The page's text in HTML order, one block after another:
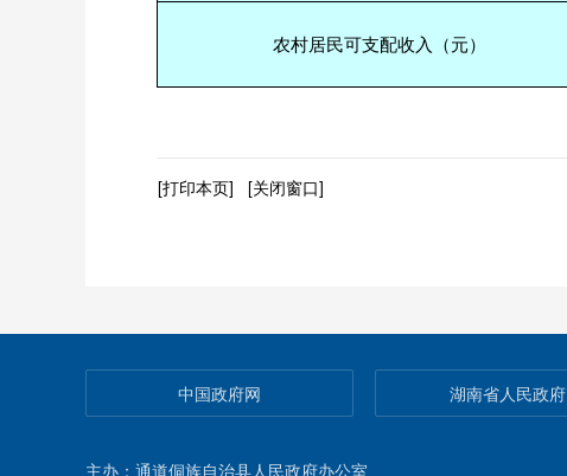
农村居民可支配收入（元）
[打印本页] [关闭窗口]
中国政府网 湖南省人民政府
主办：通道侗族自治县人民政府办公室